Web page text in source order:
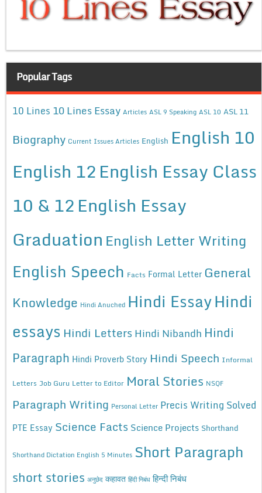
Popular Tags
10 Lines 10 Lines Essay Articles ASL 9 Speaking ASL 10 ASL 11
Biography Current Issues Articles English English 10
English 12English Essay Class
10 & 12English Essay
Graduation English Letter Writing
English Speech Facts Formal Letter General
Knowledge Hindi Anuched Hindi EssayHindi
essays Hindi Letters Hindi Nibandh Hindi
Paragraph Hindi Proverb Story Hindi Speech Informal
Letters Job Guru Letter to Editor Moral Stories NSQF
Paragraph Writing Personal Letter Precis Writing Solved
PTE Essay Science Facts Science Projects Shorthand
Shorthand Dictation English 5 Minutes Short Paragraph
short stories अनुछेद कहावत हिंदी निबंध हिन्दी निबंध